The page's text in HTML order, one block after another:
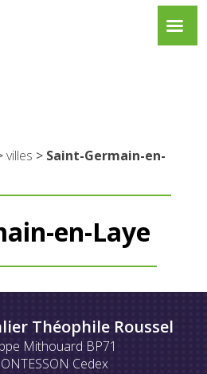
villes > Saint-Germain-en-
en-Laye
Théophile Roussel
Mithouard BP71
Cedex